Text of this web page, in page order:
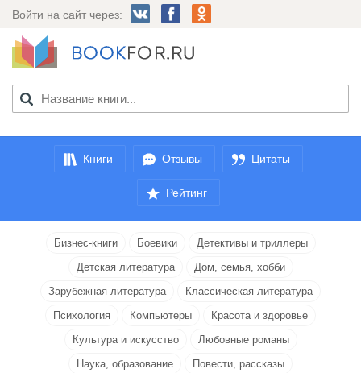
Войти на сайт через:
Книги Отзывы Цитаты
Рейтинг
Бизнес-книги Боевики
Детективы и триллеры
Детская литература
Дом, семья, хобби
Зарубежная литература
Классическая литература
Психология
Компьютеры
Красота и здоровье
Культура и искусство
Любовные романы
Наука, образование
Повести, рассказы